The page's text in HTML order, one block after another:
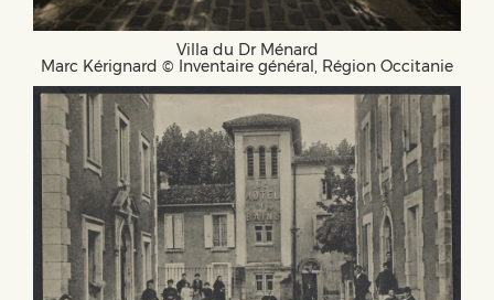
Villa du Dr Ménard
Marc Kérignard © Inventaire général, Région Occitanie